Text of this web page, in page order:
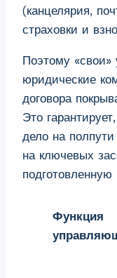
(канцелярия,
страховки и
Поэтому
юридические
договора
Это
дело на
на ключевых
Функция